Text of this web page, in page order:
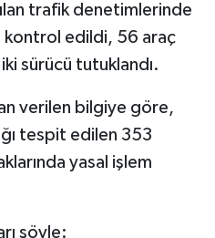
trafik denetimlerinde
kontrol edildi, 56 araç
sürücü tutuklandı.
verilen bilgiye göre,
tespit edilen 353
yasal işlem
şöyle: